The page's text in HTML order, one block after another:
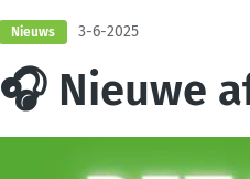
Nieuws 3-6-2025
🎧 Nieuwe